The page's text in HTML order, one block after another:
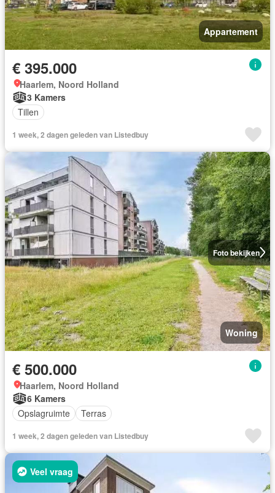
Appartement
€ 395.000
Haarlem, Noord Holland
3 Kamers
Tillen
1 week, 2 dagen geleden van Listedbuy
Foto bekijken
Woning
€ 500.000
Haarlem, Noord Holland
6 Kamers
Opslagruimte
Terras
1 week, 2 dagen geleden van Listedbuy
Veel vraag